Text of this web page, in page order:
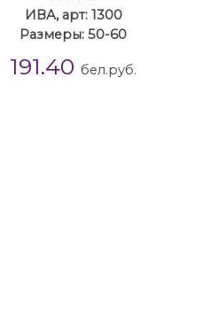
ИВА, арт: 1300
Размеры: 50-60
191.40 бел.руб.